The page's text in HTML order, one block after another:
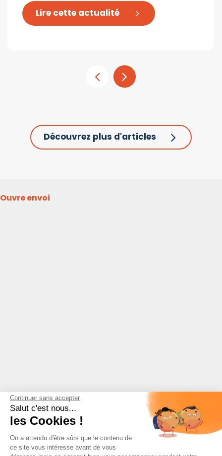
Lire cette actualité
Découvrez plus d'articles
Ouvre envoi
Continuer sans accepter
Salut c'est nous...
les Cookies !
On a attendu d'être sûrs que le contenu de
ce site vous intéresse avant de vous